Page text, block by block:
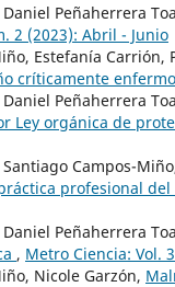
Peñaherrera
2 (2023): Abril - Junio
Estefanía Carrión,
críticamente enfermo
Peñaherrera
Ley orgánica de
Campos-
profesional
Peñaherrera
, Metro Ciencia: Vol.
Nicole Garzón,